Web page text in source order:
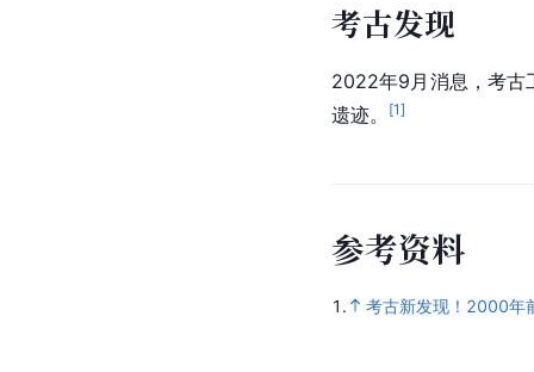
考古发现
2022年9月消息，考古
遗迹。
[1]
参考资料
1. 考古新发现！2000年